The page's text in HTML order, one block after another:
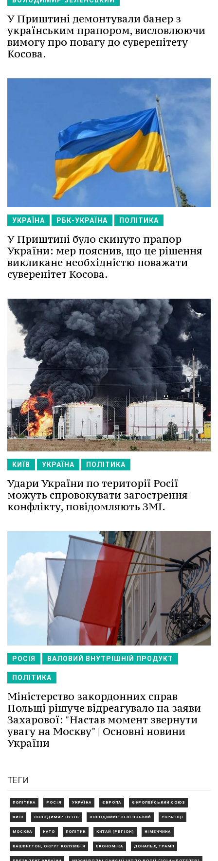
У Приштині демонтували банер з
українським прапором, висловлюючи
вимогу про повагу до суверенітету
Косова.
УКРАЇНА РБК-УКРАЇНА ПОЛІТИКА
У Приштині було скинуто прапор
України: мер пояснив, що це рішення
викликане необхідністю поважати
суверенітет Косова.
КИЇВ УКРАЇНА ПОЛІТИКА
Удари України по території Росії
можуть спровокувати загострення
конфлікту, повідомляють ЗМІ.
РОСІЯ ВАЛОВИЙ ВНУТРІШНІЙ ПРОДУКТ
ПОЛІТИКА
Міністерство закордонних справ
Польщі рішуче відреагувало на заяви
Захарової: "Настав момент звернути
увагу на Москву" | Основні новини
України
ТЕГИ
ПОЛІТИКА РОСІЯ УКРАЇНА ЄВРОПА ЄВРОПЕЙСЬКИЙ СОЮЗ
КИЇВ ВОЛОДИМИР ПУТІН ВОЛОДИМИР ЗЕЛЕНСЬКИЙ УКРАЇНЦІ
МОСКВА НАТО ПОЛІТИК КИТАЙ (РЕГІОН) НІМЕЧЧИНА
ВАШИНГТОН, ОКРУГ КОЛУМБІЯ ЕКОНОМІКА ДОНАЛЬД ТРАМП